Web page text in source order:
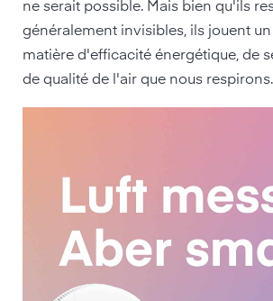
ne serait possible. Mais bien qu'ils
généralement invisibles, ils jouent
matière d'efficacité énergétique, de
de qualité de l'air que nous respirons.